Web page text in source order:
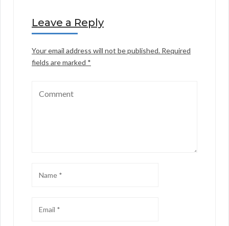
Leave a Reply
Your email address will not be published. Required
fields are marked *